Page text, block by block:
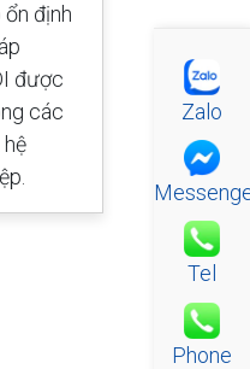
định
được
các
hệ
1000kVA
ứng dụng
nhà máy,
thống
Zalo
Tel
Phone